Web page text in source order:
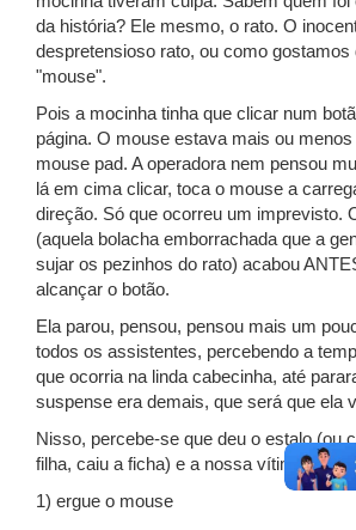
da história? Ele mesmo, o rato. O
despretensioso rato, ou como gostamos
"mouse".
Pois a mocinha tinha que clicar num
página. O mouse estava mais ou
mouse pad. A operadora nem pensou
lá em cima clicar, toca o mouse a
direção. Só que ocorreu um imprevisto.
(aquela bolacha emborrachada que a
sujar os pezinhos do rato) acabou
alcançar o botão.
Ela parou, pensou, pensou mais um
todos os assistentes, percebendo a
que ocorria na linda cabecinha, até
suspense era demais, que será que ela
Nisso, percebe-se que deu o estalo (ou
filha, caiu a ficha) e a nossa vítima:
1) ergue o mouse